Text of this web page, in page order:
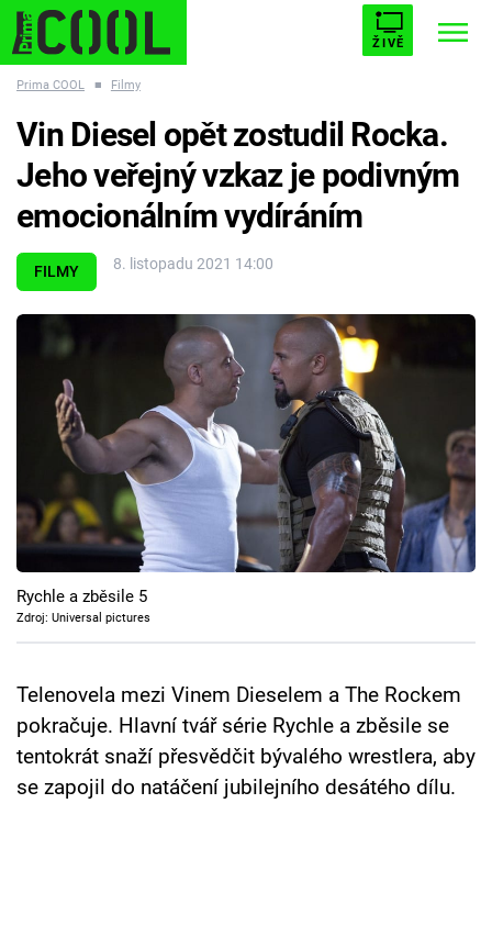
ŽIVĚ
ESCAPE PLNEJ KOTEL AVENGERS 5
Témata
Filmy
Seriály
Hry
Cool Esport
Pořady
TV Program
Přihlášení
Prima COOL ■ Filmy
FILMY 8. listopadu 2021 14:00
Vin Diesel opět zostudil Rocka.
Jeho veřejný vzkaz je podivným
emocionálním vydíráním
Rychle a zběsile 5
Zdroj: Universal pictures
Telenovela mezi Vinem Dieselem a The Rockem
pokračuje. Hlavní tvář série Rychle a zběsile se
tentokrát snaží přesvědčit bývalého wrestlera, aby
se zapojil do natáčení jubilejního desátého dílu.